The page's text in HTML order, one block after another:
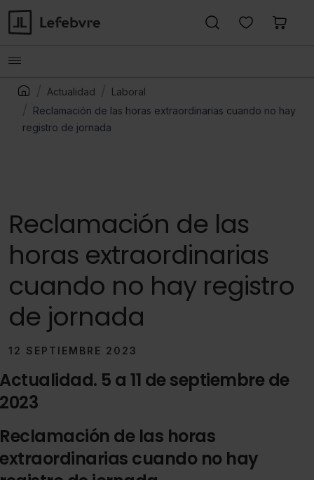
Actualidad
Laboral
Reclamación de las horas extraordinarias cuando no hay
registro de jornada
Reclamación de las
horas extraordinarias
cuando no hay registro
de jornada
12 SEPTIEMBRE 2023
Actualidad. 5 a 11 de septiembre de
2023
Reclamación de las horas
extraordinarias cuando no hay